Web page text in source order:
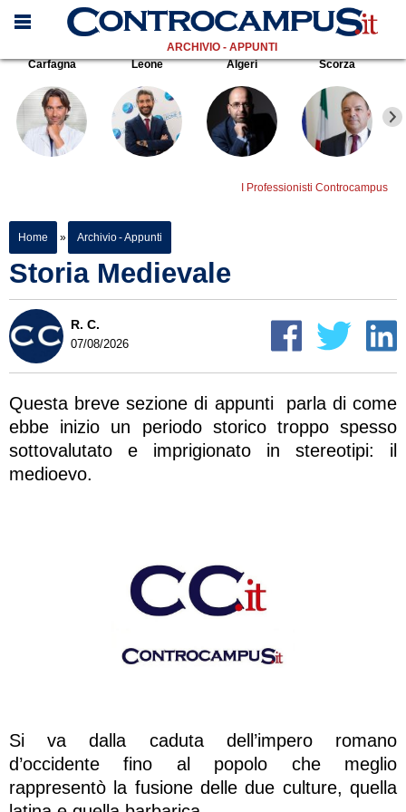
ARCHIVIO - APPUNTI
Carfagna
Leone Algeri Scorza
I Professionisti Controcampus
Home » Archivio - Appunti
Storia Medievale
R. C.
07/08/2026
Questa breve sezione di appunti parla di come
ebbe inizio un periodo storico troppo spesso
sottovalutato e imprigionato in stereotipi: il
medioevo.
Si va dalla caduta dell’impero romano
d’occidente fino al popolo che meglio
rappresentò la fusione delle due culture, quella